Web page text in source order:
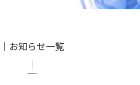
│お知らせ一覧
│